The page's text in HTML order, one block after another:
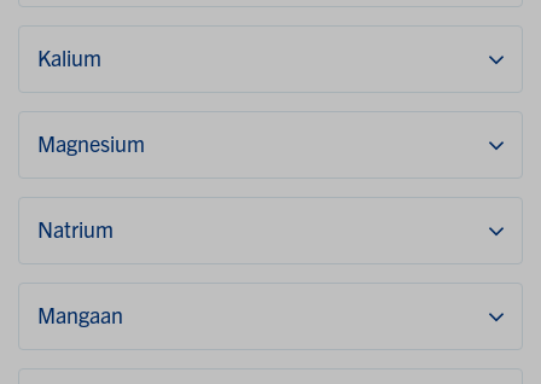
Kalium
Magnesium
Natrium
Mangaan